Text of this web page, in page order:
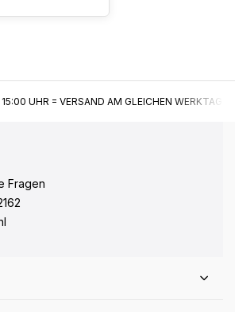
UHR = VERSAND AM GLEICHEN WERKTAG*
Fragen